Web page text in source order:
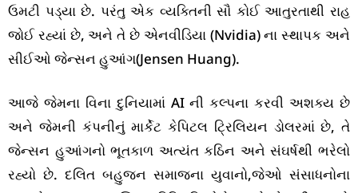
ઉમટી પડ્યા છે. પરંતુ એક વ્યક્તિની સૌ કોઈ આતુરતાથી રાહ
જોઈ રહ્યાં છે, અને તે છે એનવીડિયા (Nvidia) ના સ્થાપક અને
સીઈઓ જેન્સન હુઆંગ(Jensen Huang).
આજે જેમના વિના દુનિયામાં AI ની કલ્પના કરવી અશક્ય છે
અને જેમની કંપનીનું માર્કેટ કેપિટલ ટ્રિલિયન ડોલરમાં છે, તે
જેન્સન હુઆંગનો ભૂતકાળ અત્યંત કઠિન અને સંઘર્ષથી ભરેલો
રહ્યો છે. દલિત બહુજન સમાજના યુવાનો,જેઓ સંસાધનોના